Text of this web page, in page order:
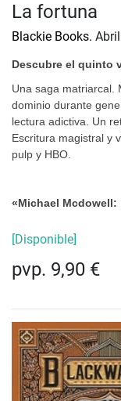
La fortuna
Blackie Books.
Descubre el quinto
Una saga matriarcal.
dominio durante
lectura adictiva. Un
Escritura magistral y
pulp y HBO.
«Michael Mcdowell:
[Disponible]
pvp. 9,90 €